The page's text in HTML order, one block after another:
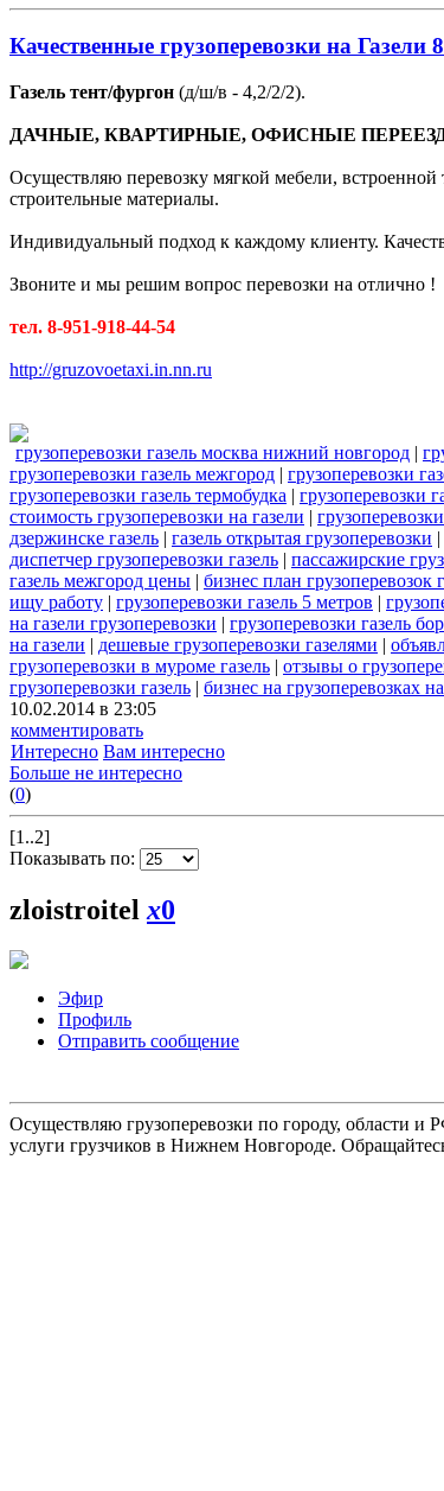
Качественные грузоперевозки на Газели
Газель тент/фургон (д/ш/в - 4,2/2/2).
ДАЧНЫЕ, КВАРТИРНЫЕ, ОФИСНЫЕ
Осуществляю перевозку мягкой мебели,
строительные материалы.
Индивидуальный подход к каждому клиенту.
Звоните и мы решим вопрос перевозки на отлично !
тел. 8-951-918-44-54
http://gruzovoetaxi.in.nn.ru
грузоперевозки газель москва нижний новгород |
грузоперевозки газель межгород | грузоперевозки
грузоперевозки газель термобудка | грузоперевозки
стоимость грузоперевозки на газели |
дзержинске газель | газель открытая грузоперевозки |
диспетчер грузоперевозки газель | пассажирские
газель межгород цены | бизнес план грузоперевозок
ищу работу | грузоперевозки газель 5 метров |
на газели грузоперевозки | грузоперевозки газель
на газели | дешевые грузоперевозки газелями |
грузоперевозки в муроме газель | отзывы о
грузоперевозки газель | бизнес на грузоперевозках
10.02.2014 в 23:05
комментировать
Интересно Вам интересно
Больше не интересно
(0)
[1..2]
Показывать по:
zloistroitel x0
Эфир
Профиль
Отправить сообщение
Осуществляю грузоперевозки по городу, области
услуги грузчиков в Нижнем Новгороде.